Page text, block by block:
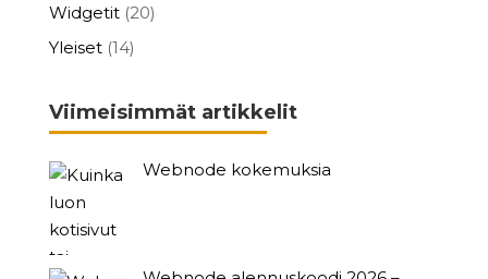
Widgetit(20)
Yleiset(14)
Viimeisimmät artikkelit
Webnode kokemuksia